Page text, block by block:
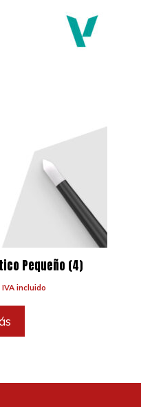
Pequeño (4)
actual
es:
IVA incluido